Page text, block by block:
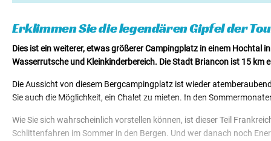
Erklimmen Sie die legendären Gipfel der
Dies ist ein weiterer, etwas größerer Campingplatz in einem Hochtal
Wasserrutsche und Kleinkinderbereich. Die Stadt Briancon ist 15 km
Die Aussicht von diesem Bergcampingplatz ist wieder
Sie auch die Möglichkeit, ein Chalet zu mieten. In den
Wie Sie sich wahrscheinlich vorstellen können, ist dieser Teil
Schlittenfahren im Sommer in den Bergen. Und wer danach noch